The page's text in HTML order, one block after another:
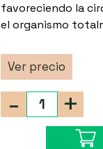
favoreciendo la
el organismo
Ver precio
+
-